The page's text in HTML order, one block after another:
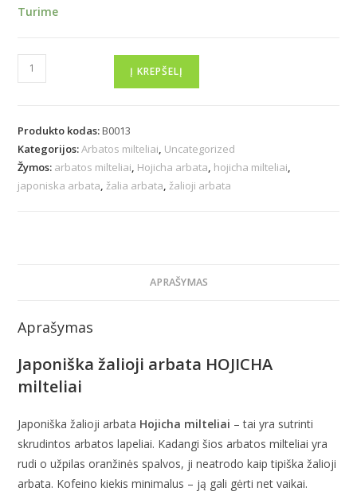
Turime
Į KREPŠELĮ
Produkto kodas:B0013
Kategorijos:Arbatos milteliai, Uncategorized
Žymos: arbatos milteliai, Hojicha arbata, hojicha milteliai,
japoniska arbata,žalia arbata,žalioji arbata
APRAŠYMAS
Aprašymas
Japoniška žalioji arbata HOJICHA
milteliai
Japoniška žalioji arbata Hojicha milteliai – tai yra sutrinti
skrudintos arbatos lapeliai. Kadangi šios arbatos milteliai yra
rudi o užpilas oranžinės spalvos, ji neatrodo kaip tipiška žalioji
arbata. Kofeino kiekis minimalus – ją gali gėrti net vaikai.